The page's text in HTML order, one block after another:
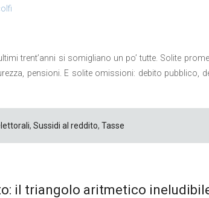
trent’anni si somigliano un po’ tutte. Solite
pensioni. E solite omissioni: debito pubblico,
, Sussidi al reddito, Tasse
il triangolo aritmetico